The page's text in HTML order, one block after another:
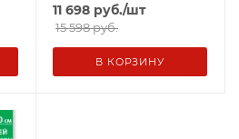
11 698 руб./шт
15 598 руб.
В КОРЗИНУ